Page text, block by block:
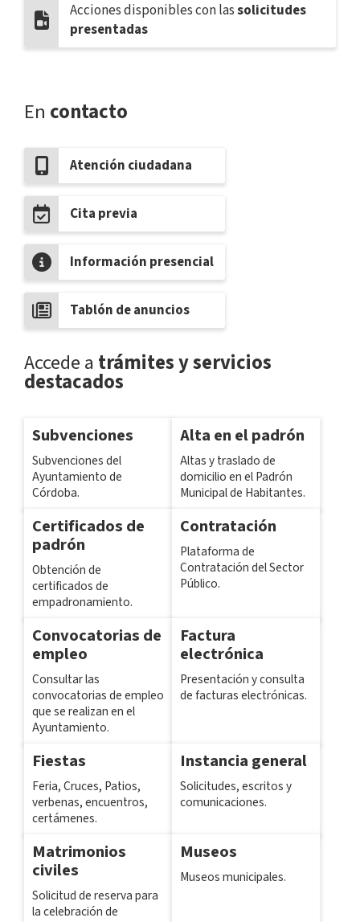
Acciones disponibles con lassolicitudes
presentadas
En contacto
Atención ciudadana
Cita previa
Información presencial
Tablón de anuncios
Accede a trámites y servicios
destacados
Subvenciones
Subvenciones del
Ayuntamiento de
Córdoba.
Alta en el padrón
Altas y traslado de
domicilio en el Padrón
Municipal de Habitantes.
Certificados de
padrón
Obtención de
certificados de
empadronamiento.
Contratación
Plataforma de
Contratación del Sector
Público.
Convocatorias de
empleo
Consultar las
convocatorias de empleo
que se realizan en el
Ayuntamiento.
Factura
electrónica
Presentación y consulta
de facturas electrónicas.
Fiestas
Feria, Cruces, Patios,
verbenas, encuentros,
certámenes.
Instancia general
Solicitudes, escritos y
comunicaciones.
Matrimonios
civiles
Solicitud de reserva para
la celebración de
Museos
Museos municipales.